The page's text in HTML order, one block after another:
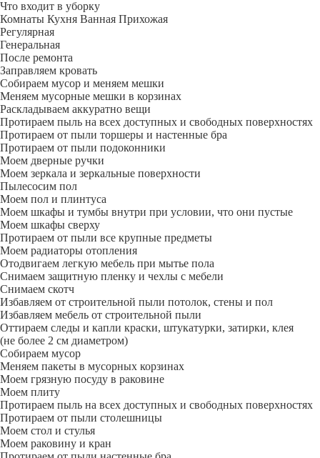
Что входит в уборку
Регу­лярная
Гене­ральная
После ремонта
Заправляем кровать
Собираем мусор и меняем мешки
Меняем мусорные мешки в корзинах
Раскладываем аккуратно вещи
Протираем пыль на всех доступных и свободных поверхностях
Протираем от пыли торшеры и настенные бра
Протираем от пыли подоконники
Моем дверные ручки
Моем зеркала и зеркальные поверхности
Пылесосим пол
Моем пол и плинтуса
Моем шкафы и тумбы внутри при условии, что они пустые
Моем шкафы сверху
Протираем от пыли все крупные предметы
Моем радиаторы отопления
Отодвигаем легкую мебель при мытье пола
Снимаем защитную пленку и чехлы с мебели
Снимаем скотч
Избавляем от строительной пыли потолок, стены и пол
Избавляем мебель от строительной пыли
Оттираем следы и капли краски, штукатурки, затирки, клея
(не более 2 см диаметром)
Собираем мусор
Меняем пакеты в мусорных корзинах
Моем грязную посуду в раковине
Моем плиту
Протираем пыль на всех доступных и свободных поверхностях
Протираем от пыли столешницы
Моем стол и стулья
Моем раковину и кран